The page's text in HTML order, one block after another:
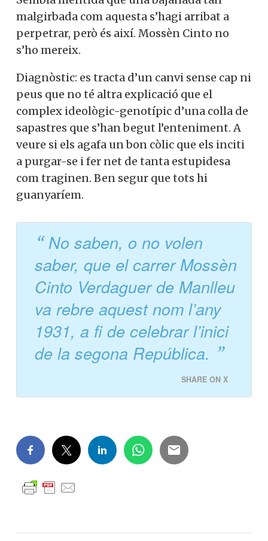
malgirbada com aquesta s’hagi arribat a
perpetrar, però és així. Mossèn Cinto no
s’ho mereix.
Diagnòstic: es tracta d’un canvi sense cap ni
peus que no té altra explicació que el
complex ideològic-genotípic d’una colla de
sapastres que s’han begut l’enteniment. A
veure si els agafa un bon còlic que els inciti
a purgar-se i fer net de tanta estupidesa
com traginen. Ben segur que tots hi
guanyaríem.
No saben, o no volen
saber, que el carrer Mossèn
Cinto Verdaguer de Manlleu
va rebre aquest nom l’any
1931, a fi de celebrar l’inici
de la segona República.
SHARE ON X